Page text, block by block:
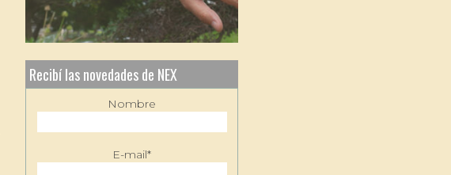
Recibí las novedades de NEX
Nombre
E-mail*